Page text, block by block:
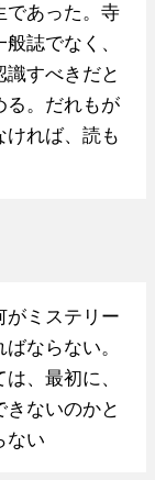
であった。寺
誌でなく、
すべきだと
る。だれもが
ければ、読も
がミステリー
ならない。
、最初に、
きないのかと
ない